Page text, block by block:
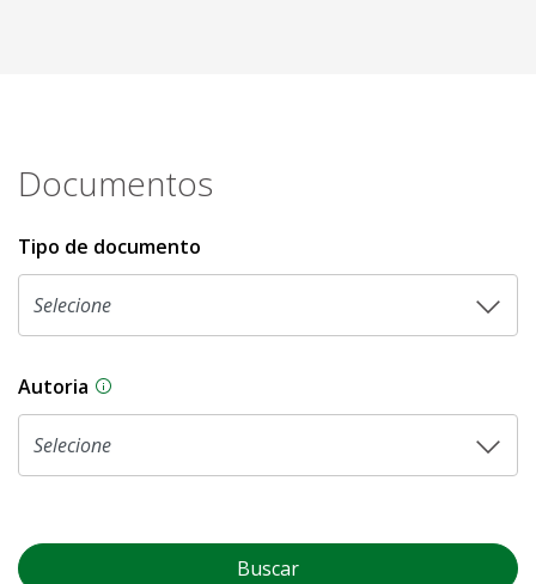
Documentos
Tipo de documento
Autoria As proposições legislativas na CLDF podem
Buscar